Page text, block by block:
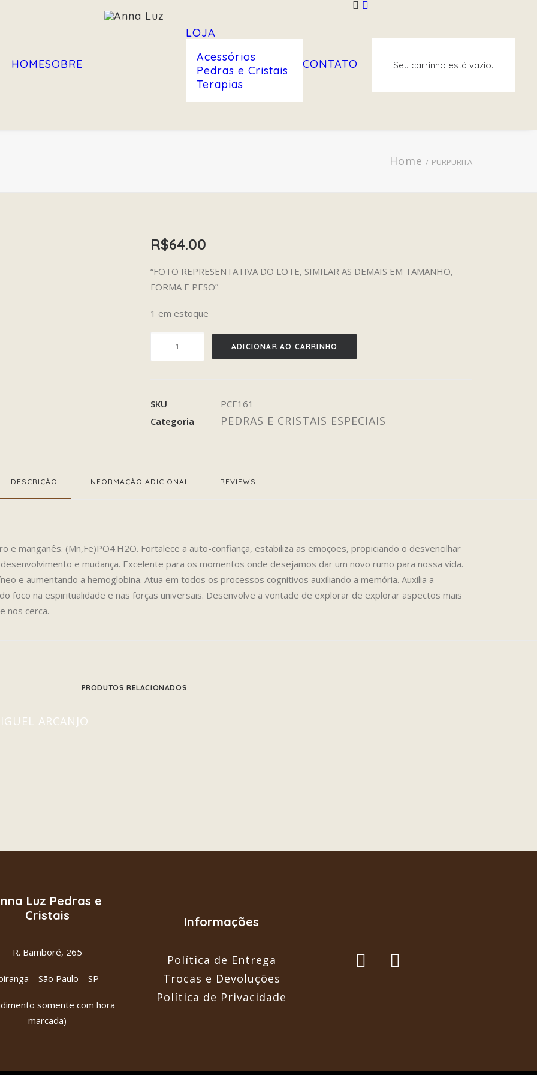
HOMESOBRE
LOJA
Acessórios
Pedras e Cristais
Terapias
CONTATO Seu carrinho está vazio.
Home PURPURITA
R$64.00
“FOTO REPRESENTATIVA DO LOTE, SIMILAR AS DEMAIS EM TAMANHO,
FORMA E PESO”
1 em estoque
ADICIONAR AO CARRINHO
SKU
PCE161
Categoria
PEDRAS E CRISTAIS ESPECIAIS
DESCRIÇÃO INFORMAÇÃO ADICIONAL REVIEWS
e manganês. (Mn,Fe)PO4.H2O. Fortalece a auto-confiança, estabiliza as emoções, propiciando o desvencilhar
e mudança. Excelente para os momentos onde desejamos dar um novo rumo para nossa vida.
e aumentando a hemoglobina. Atua em todos os processos cognitivos auxiliando a memória. Auxilia a
foco na espiritualidade e nas forças universais. Desenvolve a vontade de explorar de explorar aspectos mais
nos cerca.
PRODUTOS RELACIONADOS
Luz Pedras e
Cristais
R. Bamboré, 265
– São Paulo – SP
somente com hora
marcada)
Informações
Política de Entrega
Trocas e Devoluções
Política de Privacidade